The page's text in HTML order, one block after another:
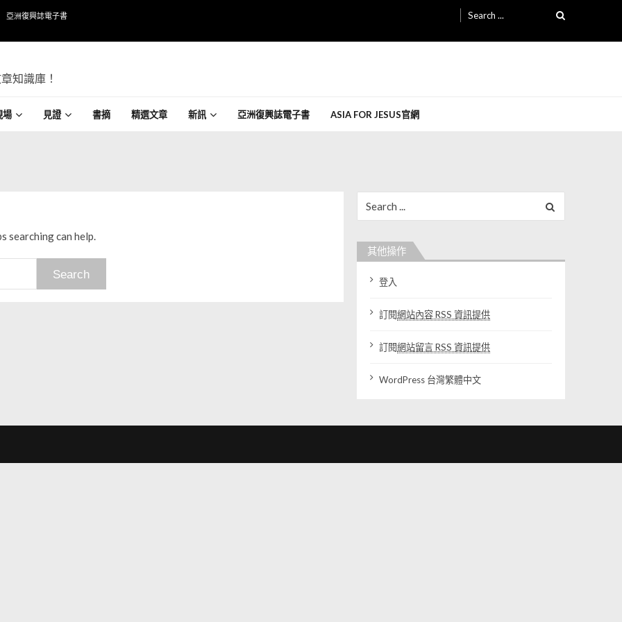
亞洲復興誌電子書
Search for:
知識庫！
場 見證 書摘 精選文章 新訊 亞洲復興誌電子書 ASIA FOR JESUS官網
searching can help.
其他操作
登入
訂閱網站內容 RSS 資訊提供
訂閱網站留言 RSS 資訊提供
WordPress 台灣繁體中文